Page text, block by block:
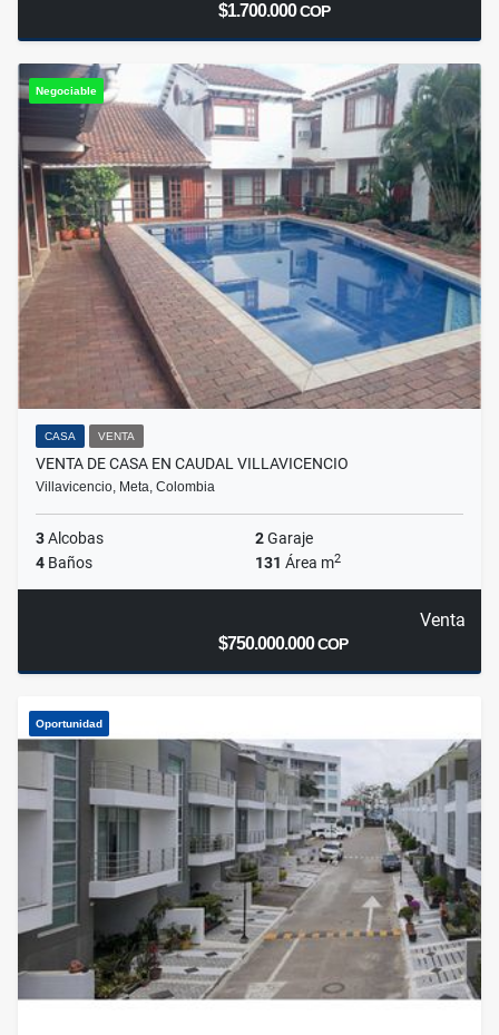
$1.700.000COP
Negociable
CASA VENTA
VENTA DE CASA EN CAUDAL VILLAVICENCIO
Villavicencio, Meta, Colombia
3Alcobas 2Garaje
4 Baños 131 Área m2
Venta
$750.000.000COP
Oportunidad